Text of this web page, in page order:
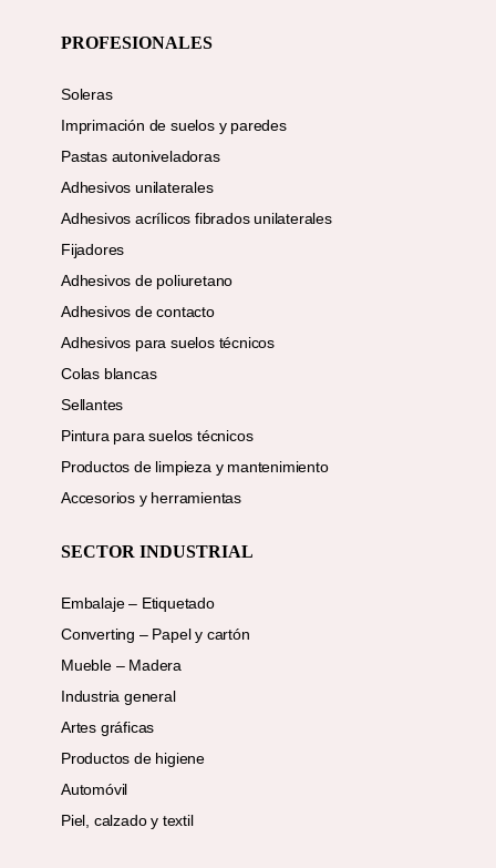
PROFESIONALES
Soleras
Imprimación de suelos y paredes
Pastas autoniveladoras
Adhesivos unilaterales
Adhesivos acrílicos fibrados unilaterales
Fijadores
Adhesivos de poliuretano
Adhesivos de contacto
Adhesivos para suelos técnicos
Colas blancas
Sellantes
Pintura para suelos técnicos
Productos de limpieza y mantenimiento
Accesorios y herramientas
SECTOR INDUSTRIAL
Embalaje – Etiquetado
Converting – Papel y cartón
Mueble – Madera
Industria general
Artes gráficas
Productos de higiene
Automóvil
Piel, calzado y textil